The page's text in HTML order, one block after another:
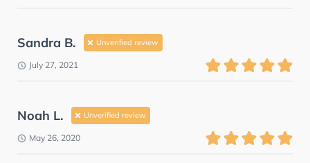
Sandra B. Unverified review
July 27, 2021
Noah L. Unverified review
May 26, 2020